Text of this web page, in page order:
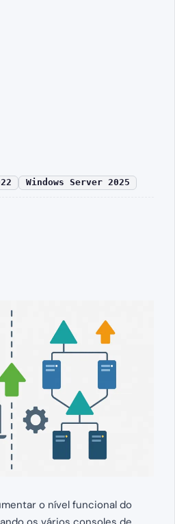
Windows Server 2025
o nível funcional do